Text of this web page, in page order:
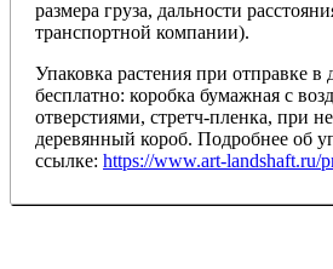
размера груза, дальности
транспортной компании).
Упаковка растения при отправке в
бесплатно: коробка бумажная с
отверстиями, стретч-пленка, при
деревянный короб. Подробнее об
ссылке: https://www.art-landshaft.ru/